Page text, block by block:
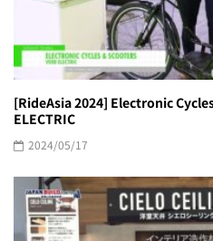
[RideAsia 2024] Electronic
ELECTRIC
2024/05/17